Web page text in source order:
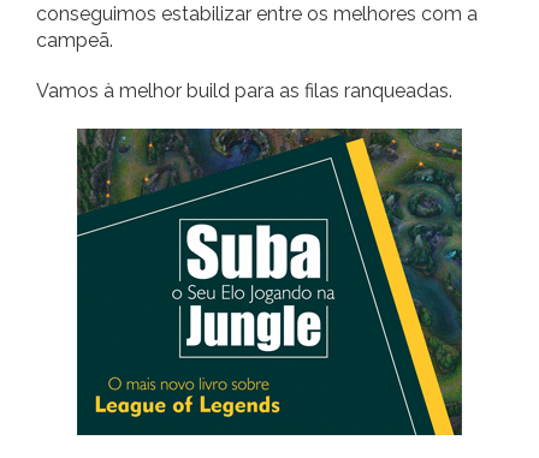
conseguimos estabilizar entre os melhores com a
campeã.
Vamos à melhor build para as filas ranqueadas.